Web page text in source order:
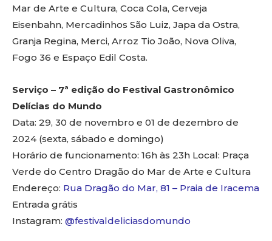
Mar de Arte e Cultura, Coca Cola, Cerveja
Eisenbahn, Mercadinhos São Luiz, Japa da Ostra,
Granja Regina, Merci, Arroz Tio João, Nova Oliva,
Fogo 36 e Espaço Edil Costa.
Serviço – 7ª edição do Festival Gastronômico
Delícias do Mundo
Data: 29, 30 de novembro e 01 de dezembro de
2024 (sexta, sábado e domingo)
Horário de funcionamento: 16h às 23h Local: Praça
Verde do Centro Dragão do Mar de Arte e Cultura
Endereço: Rua Dragão do Mar, 81 – Praia de Iracema
Entrada grátis
Instagram: @festivaldeliciasdomundo